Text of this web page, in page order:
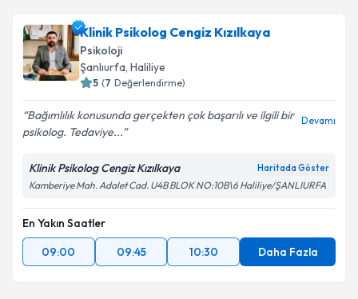
Klinik Psikolog Cengiz Kızılkaya
Psikoloji
Şanlıurfa, Haliliye
5 (7 Değerlendirme)
Bağımlılık konusunda gerçekten çok başarılı ve ilgili bir
psikolog. Tedaviye...
Devamı
Klinik Psikolog Cengiz Kızılkaya Haritada Göster
Kamberiye Mah. Adalet Cad. U4B BLOK NO:10B\6 Haliliye/ŞANLIURFA
En Yakın Saatler
09:00
09:45 10:30 Daha Fazla